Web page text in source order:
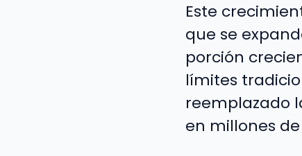
Este
que se
porción
límites
reemplazado
en millones